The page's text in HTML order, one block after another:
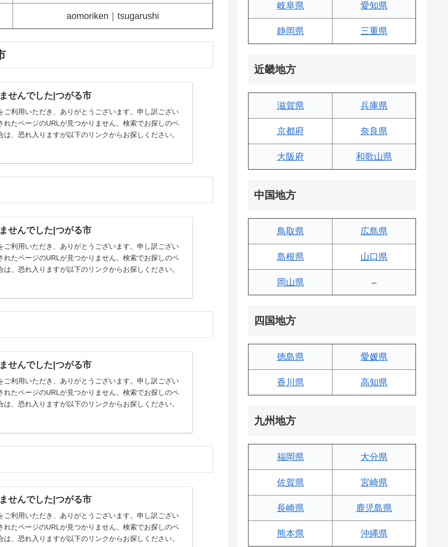
aomoriken｜tsugarushi
せんでした|つがる市
ご利用いただき、ありがとうございます。申し訳ござい
れたページのURLが見つかりません。検索でお探しのペ
、恐れ入りますが以下のリンクからお探しください。
せんでした|つがる市
ご利用いただき、ありがとうございます。申し訳ござい
れたページのURLが見つかりません。検索でお探しのペ
、恐れ入りますが以下のリンクからお探しください。
せんでした|つがる市
ご利用いただき、ありがとうございます。申し訳ござい
れたページのURLが見つかりません。検索でお探しのペ
、恐れ入りますが以下のリンクからお探しください。
せんでした|つがる市
ご利用いただき、ありがとうございます。申し訳ござい
れたページのURLが見つかりません。検索でお探しのペ
、恐れ入りますが以下のリンクからお探しください。
岐阜県 愛知県
静岡県 三重県
近畿地方
滋賀県 兵庫県
京都府 奈良県
大阪府 和歌山県
中国地方
鳥取県 広島県
島根県 山口県
岡山県 –
四国地方
徳島県 愛媛県
香川県 高知県
九州地方
福岡県 大分県
佐賀県 宮崎県
長崎県 鹿児島県
熊本県 沖縄県